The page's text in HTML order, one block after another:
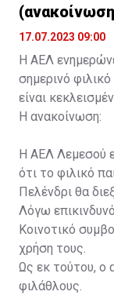
17.07.2023 09:00
Η ΑΕΛ
σημερινό
είναι
Η ανακοίνωση:
Η ΑΕΛ Λεμεσού
ότι το φιλικό
Πελένδρι θα
Λόγω
Κοινοτικό
χρήση τους.
Ως εκ τούτου, ο
φιλάθλους.